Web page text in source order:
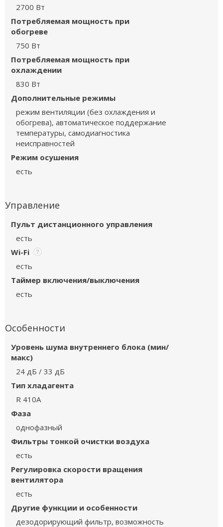
2700 Вт
Потребляемая мощность при
обогреве
750 Вт
Потребляемая мощность при
охлаждении
830 Вт
Дополнительные режимы
режим вентиляции (без охлаждения и
обогрева), автоматическое поддержание
температуры, самодиагностика
неисправностей
Режим осушения
есть
Управление
Пульт дистанционного управления
есть
Wi-Fi
есть
Таймер включения/выключения
есть
Особенности
Уровень шума внутреннего блока (мин/
макс)
24 дБ / 33 дБ
Тип хладагента
R 410A
Фаза
однофазный
Фильтры тонкой очистки воздуха
есть
Регулировка скорости вращения
вентилятора
есть
Другие функции и особенности
дезодорирующий фильтр, возможность